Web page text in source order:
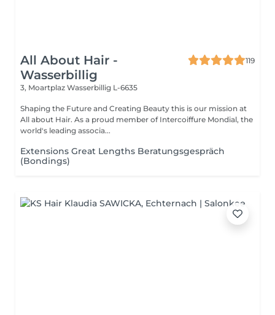
All About Hair -
Wasserbillig
119
3, Moartplaz Wasserbillig L-6635
Shaping the Future and Creating Beauty this is our mission at
All about Hair. As a proud member of Intercoiffure Mondial, the
world's leading associa...
Extensions Great Lengths Beratungsgespräch
(Bondings)